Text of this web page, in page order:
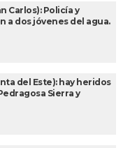
Carlos): Policía y
a dos jóvenes del agua.
del Este): hay heridos
Sierra y